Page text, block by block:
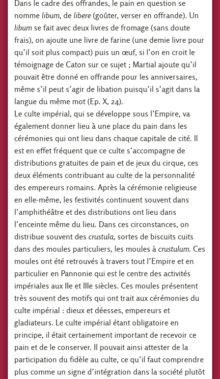
Dans le cadre des offrandes, le pain en question se
nommelibum, delibere (goûter, verser en offrande). Un
libum se fait avec deux livres de fromage (sans doute
frais), on ajoute une livre de farine (une demie livre pour
qu’il soit plus compact) puis un œuf, si l’on en croit le
témoignage de Caton sur ce sujet ; Martial ajoute qu’il
pouvait être donné en offrande pour les anniversaires,
même s’il peut s’agir de libation puisqu’il s’agit dans la
langue du même mot (Ep. X, 24).
Le culte impérial, qui se développe sous l’Empire, va
également donner lieu à une place du pain dans les
cérémonies qui ont lieu dans chaque capitale de cité. Il
est en effet fréquent que ce culte s’accompagne de
distributions gratuites de pain et de jeux du cirque, ces
deux éléments contribuant au culte de la personnalité
des empereurs romains. Après la cérémonie religieuse
en elle-même, les festivités continuent souvent dans
l’amphithéâtre et des distributions ont lieu dans
l’enceinte même du lieu. Dans ces circonstances, on
distribue souvent descrustula, sortes de biscuits cuits
dans des moules particuliers, les moules àcrustulum. Ces
moules ont été retrouvés à travers tout l’Empire et en
particulier en Pannonie qui est le centre des activités
impériales aux IIe et IIIe siècles. Ces moules présentent
très souvent des motifs qui ont trait aux cérémonies du
culte impérial : dieux et déesses, empereurs et
gladiateurs. Le culte impérial étant obligatoire en
principe, il était certainement important de recevoir ce
pain et de le conserver. Il pouvait ainsi attester de la
participation du fidèle au culte, ce qu’il faut comprendre
plus comme un signe d’intégration dans la société plutôt